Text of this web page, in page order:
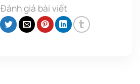
Đánh giá bài viết